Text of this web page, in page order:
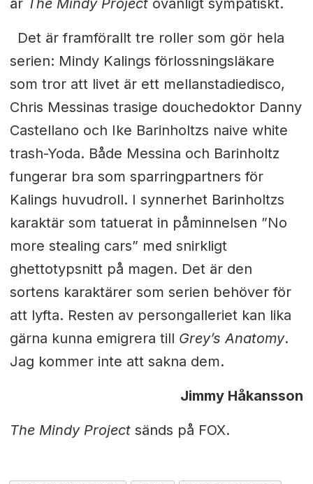
är The Mindy Projectovanligt sympatiskt.
Det är framförallt tre roller som gör hela
serien: Mindy Kalings förlossningsläkare
som tror att livet är ett mellanstadiedisco,
Chris Messinas trasige douchedoktor Danny
Castellano och Ike Barinholtzs naive white
trash-Yoda. Både Messina och Barinholtz
fungerar bra som sparringpartners för
Kalings huvudroll. I synnerhet Barinholtzs
karaktär som tatuerat in påminnelsen ”No
more stealing cars” med snirkligt
ghettotypsnitt på magen. Det är den
sortens karaktärer som serien behöver för
att lyfta. Resten av persongalleriet kan lika
gärna kunna emigrera till Grey’s Anatomy.
Jag kommer inte att sakna dem.
Jimmy Håkansson
The Mindy Projectsänds på FOX.